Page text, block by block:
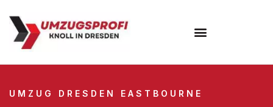
UMZUG DRESDEN EASTBOURNE